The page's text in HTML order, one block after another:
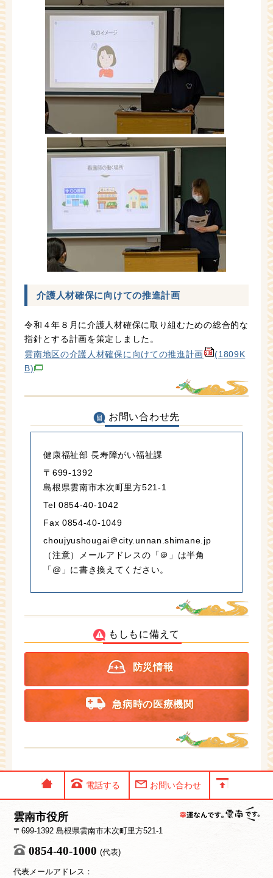
介護人材確保に向けての推進計画
令和４年８月に介護人材確保に取り組むための総合的な
指針とする計画を策定しました。
雲南地区の介護人材確保に向けての推進計画
(1809K
B)
お問い合わせ先
健康福祉部 長寿障がい福祉課
〒699-1392
島根県雲南市木次町里方521-1
Tel 0854-40-1042
Fax 0854-40-1049
choujyushougai＠city.unnan.shimane.jp
（注意）メールアドレスの「＠」は半角
「@」に書き換えてください。
もしもに備えて
防災情報
急病時の医療機関
電話する お問い合わせ
雲南市役所
〒699-1392 島根県雲南市木次町里方521-1
0854-40-1000 (代表)
代表メールアドレス：